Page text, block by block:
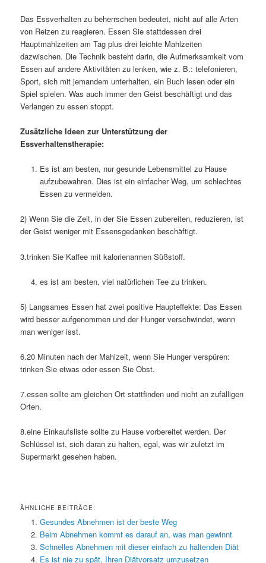
Das Essverhalten zu beherrschen bedeutet, nicht auf alle Arten
von Reizen zu reagieren. Essen Sie stattdessen drei
Hauptmahlzeiten am Tag plus drei leichte Mahlzeiten
dazwischen. Die Technik besteht darin, die Aufmerksamkeit vom
Essen auf andere Aktivitäten zu lenken, wie z. B.: telefonieren,
Sport, sich mit jemandem unterhalten, ein Buch lesen oder ein
Spiel spielen. Was auch immer den Geist beschäftigt und das
Verlangen zu essen stoppt.
Zusätzliche Ideen zur Unterstützung der
Essverhaltenstherapie:
Es ist am besten, nur gesunde Lebensmittel zu Hause
aufzubewahren. Dies ist ein einfacher Weg, um schlechtes
Essen zu vermeiden.
2) Wenn Sie die Zeit, in der Sie Essen zubereiten, reduzieren, ist
der Geist weniger mit Essensgedanken beschäftigt.
3.trinken Sie Kaffee mit kalorienarmen Süßstoff.
es ist am besten, viel natürlichen Tee zu trinken.
5) Langsames Essen hat zwei positive Haupteffekte: Das Essen
wird besser aufgenommen und der Hunger verschwindet, wenn
man weniger isst.
6.20 Minuten nach der Mahlzeit, wenn Sie Hunger verspüren:
trinken Sie etwas oder essen Sie Obst.
7.essen sollte am gleichen Ort stattfinden und nicht an zufälligen
Orten.
8.eine Einkaufsliste sollte zu Hause vorbereitet werden. Der
Schlüssel ist, sich daran zu halten, egal, was wir zuletzt im
Supermarkt gesehen haben.
ÄHNLICHE BEITRÄGE:
Gesundes Abnehmen ist der beste Weg
Beim Abnehmen kommt es darauf an, was man gewinnt
Schnelles Abnehmen mit dieser einfach zu haltenden Diät
Es ist nie zu spät, Ihren Diätvorsatz umzusetzen